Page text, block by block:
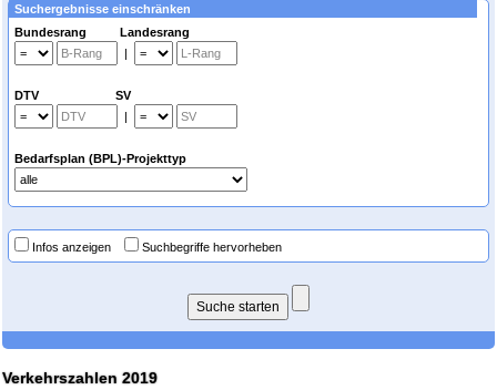
Suchergebnisse einschränken
Bundesrang Landesrang
|
DTV SV
|
Bedarfsplan (BPL)-Projekttyp
Infos anzeigen Suchbegriffe hervorheben
Verkehrszahlen 2019